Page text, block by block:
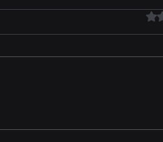
parte de sua